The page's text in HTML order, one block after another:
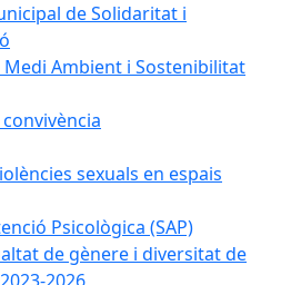
de Solidaritat i
Medi Ambient i Sostenibilitat
sexuals en espais
Psicològica (SAP)
de gènere i diversitat de